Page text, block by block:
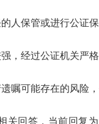
保管或进行公证保
经过公证机关严格
可能存在的风险，
答，当前回复为